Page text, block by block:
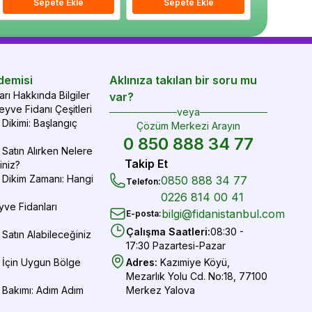
Sepete Ekle Sepete Ekle
Sepete Ekle Sepete Ekle
Hakkında Bilgiler
Fidanı Çeşitleri
Başlangıç
Alırken Nelere
Zamanı: Hangi
Fidanları
Alabileceğiniz
İçin Uygun Bölge
Adım Adım
Aklınıza takılan bir soru mu
var?
veya
Çözüm Merkezi Arayın
0 850 888 34 77
Takip Et
Telefon:0850 888 34 77
0226 814 00 41
E-posta:bilgi@fidanistanbul.com
Çalışma Saatleri:08:30 -
17:30 Pazartesi-Pazar
Adres: Kazımiye Köyü,
Mezarlık Yolu Cd. No:18, 77100
Merkez Yalova